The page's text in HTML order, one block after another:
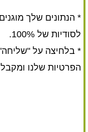
* הנתונים שלך
לסודיות של 100%.
* בלחיצה על
הפרטיות שלנו